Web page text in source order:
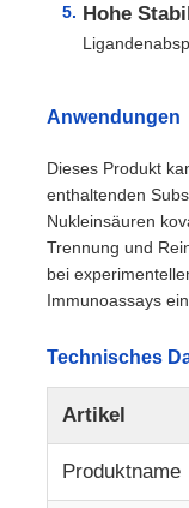
Zu Hause
Produkte
Hohe
Anwendungen
Dieses Produkt
enthaltenden
Nukleinsäuren
Trennung und
bei
Immunoassays
Technisches
Artikel
Produktname